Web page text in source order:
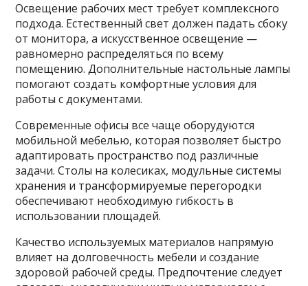
Освещение рабочих мест требует комплексного
подхода. Естественный свет должен падать сбоку
от монитора, а искусственное освещение —
равномерно распределяться по всему
помещению. Дополнительные настольные лампы
помогают создать комфортные условия для
работы с документами.
Современные офисы все чаще оборудуются
мобильной мебелью, которая позволяет быстро
адаптировать пространство под различные
задачи. Столы на колесиках, модульные системы
хранения и трансформируемые перегородки
обеспечивают необходимую гибкость в
использовании площадей.
Качество используемых материалов напрямую
влияет на долговечность мебели и создание
здоровой рабочей среды. Предпочтение следует